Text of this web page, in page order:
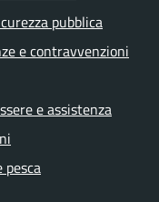
pubblica
e contravvenzioni
e assistenza